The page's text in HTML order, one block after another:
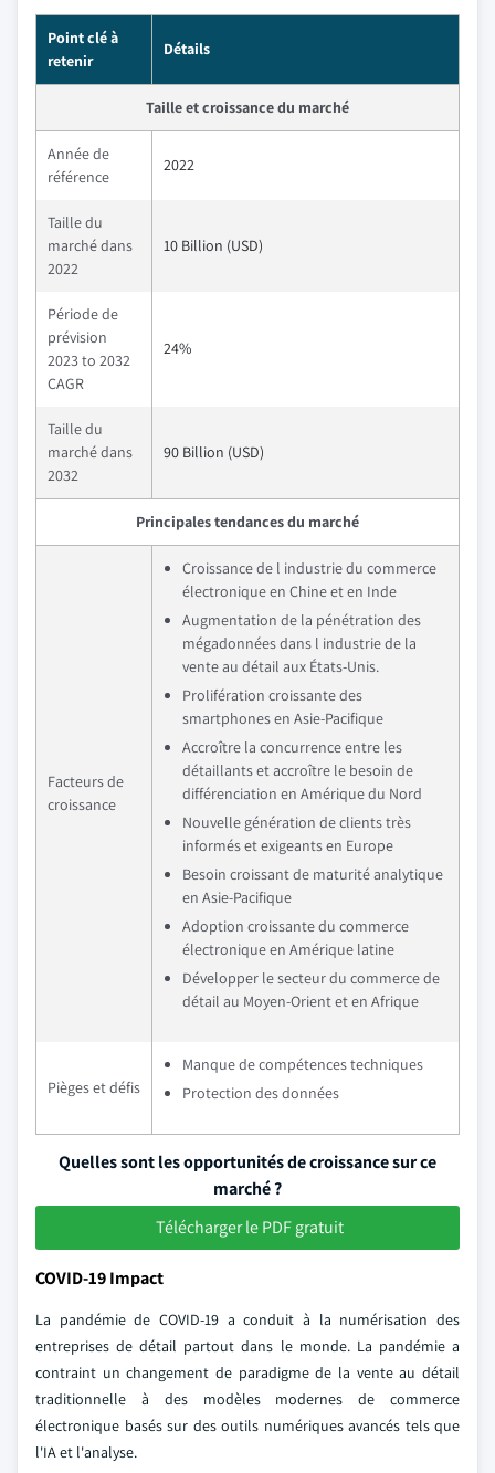
Point clé à
retenir
Détails
Taille et croissance du marché
Année de
référence
2022
Taille du
marché dans
2022
10 Billion (USD)
Période de
prévision
2023 to 2032
CAGR
24%
Taille du
marché dans
2032
90 Billion (USD)
Principales tendances du marché
Facteurs de
croissance
Croissance de l industrie du commerce
électronique en Chine et en Inde
Augmentation de la pénétration des
mégadonnées dans l industrie de la
vente au détail aux États-Unis.
Prolifération croissante des
smartphones en Asie-Pacifique
Accroître la concurrence entre les
détaillants et accroître le besoin de
différenciation en Amérique du Nord
Nouvelle génération de clients très
informés et exigeants en Europe
Besoin croissant de maturité analytique
en Asie-Pacifique
Adoption croissante du commerce
électronique en Amérique latine
Développer le secteur du commerce de
détail au Moyen-Orient et en Afrique
Pièges et défis
Manque de compétences techniques
Protection des données
Quelles sont les opportunités de croissance sur ce
marché ?
Télécharger le PDF gratuit
COVID-19 Impact
La pandémie de COVID-19 a conduit à la numérisation des
entreprises de détail partout dans le monde. La pandémie a
contraint un changement de paradigme de la vente au détail
traditionnelle à des modèles modernes de commerce
électronique basés sur des outils numériques avancés tels que
l'IA et l'analyse.